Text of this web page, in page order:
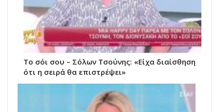
Το σόι σου – Σόλων Τσούνης: «Είχα διαίσθηση
ότι η σειρά θα επιστρέψει»